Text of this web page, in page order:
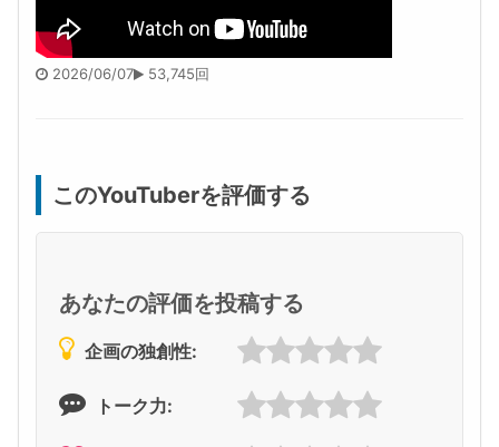
2026/06/07 53,745回
このYouTuberを評価する
あなたの評価を投稿する
企画の独創性:
トーク力: